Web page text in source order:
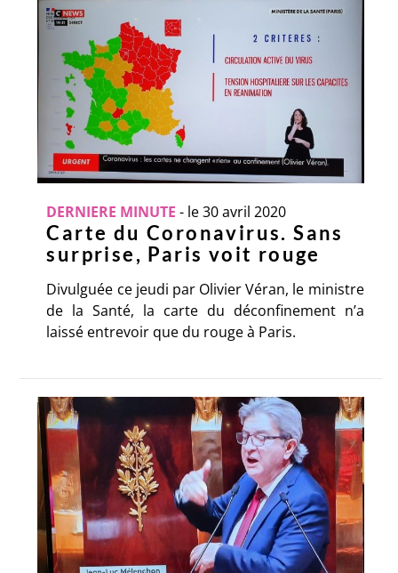
DERNIERE MINUTE - le 30 avril 2020
Carte du Coronavirus. Sans
surprise, Paris voit rouge
Divulguée ce jeudi par Olivier Véran, le ministre
de la Santé, la carte du déconfinement n’a
laissé entrevoir que du rouge à Paris.